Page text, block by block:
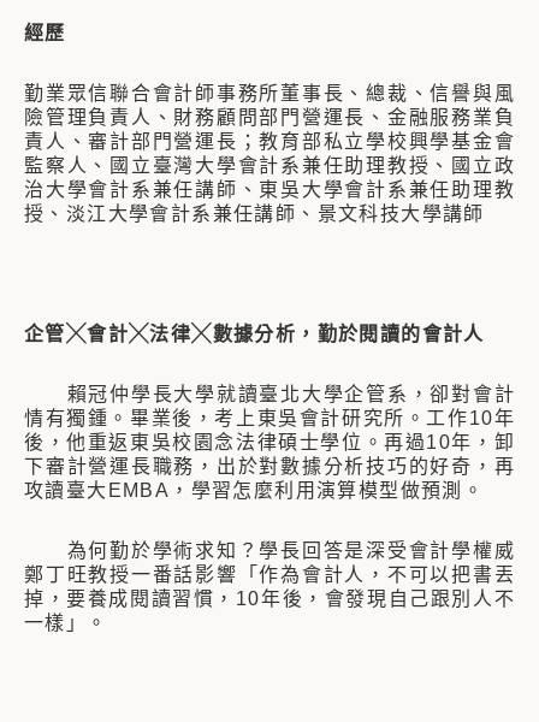
經歷
勤業眾信聯合會計師事務所董事長、總裁、信譽與風
險管理負責人、財務顧問部門營運長、金融服務業負
責人、審計部門營運長；教育部私立學校興學基金會
監察人、國立臺灣大學會計系兼任助理教授、國立政
治大學會計系兼任講師、東吳大學會計系兼任助理教
授、淡江大學會計系兼任講師、景文科技大學講師
企管╳會計╳法律╳數據分析，勤於閱讀的會計人
賴冠仲學長大學就讀臺北大學企管系，卻對會計
情有獨鍾。畢業後，考上東吳會計研究所。工作10年
後，他重返東吳校園念法律碩士學位。再過10年，卸
下審計營運長職務，出於對數據分析技巧的好奇，再
攻讀臺大EMBA，學習怎麼利用演算模型做預測。
為何勤於學術求知？學長回答是深受會計學權威
鄭丁旺教授一番話影響「作為會計人，不可以把書丟
掉，要養成閱讀習慣，10年後，會發現自己跟別人不
一樣」。